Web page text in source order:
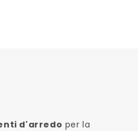
d'arredo per la